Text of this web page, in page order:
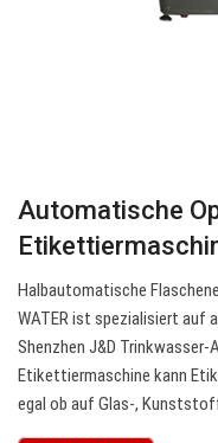
Automatische
Halbautomatische
WATER ist spezialisiert auf
Shenzhen J&D
Etikettiermaschine kann
egal ob auf Glas-,